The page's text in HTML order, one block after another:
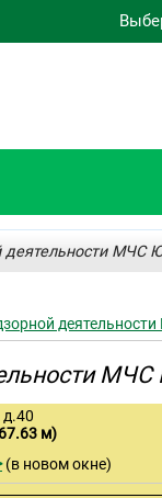
деятельности МЧС
м)
(в новом окне)